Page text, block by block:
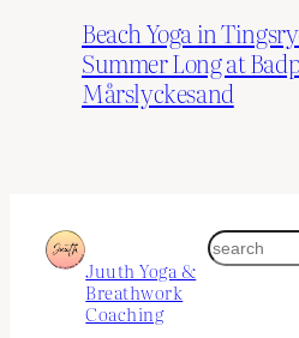
Beach Yoga in
Summer Long at
Mårslyckesand
Juuth Yoga &
Breathwork
Coaching
search